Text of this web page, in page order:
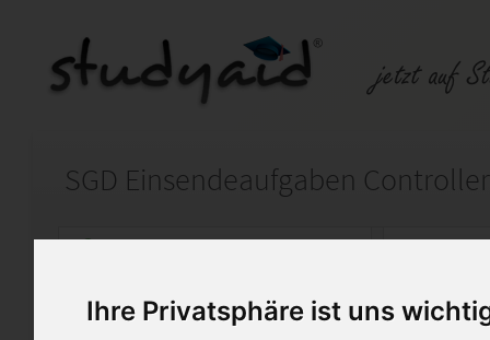
Ihre Privatsphäre ist uns
Auf StudyAid.de verkaufen
Startseite Rechnungswesen